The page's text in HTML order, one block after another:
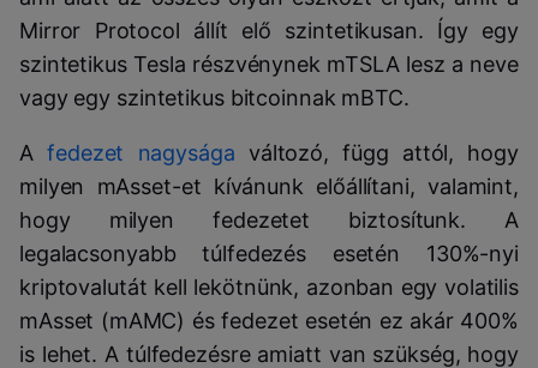
Mirror Protocol állít elő szintetikusan. Így egy
szintetikus Tesla részvénynek mTSLA lesz a neve
vagy egy szintetikus bitcoinnak mBTC.
Afedezet nagysága változó, függ attól, hogy
milyen mAsset-et kívánunk előállítani, valamint,
hogy milyen fedezetet biztosítunk. A
legalacsonyabb túlfedezés esetén 130%-nyi
kriptovalutát kell lekötnünk, azonban egy volatilis
mAsset (mAMC) és fedezet esetén ez akár 400%
is lehet. A túlfedezésre amiatt van szükség, hogy